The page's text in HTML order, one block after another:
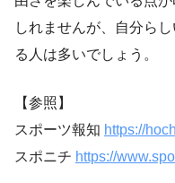
しれませんが、自分ら
る人は多いでしょう。
【参照】
スポーツ報知 https://
スポニチ https://